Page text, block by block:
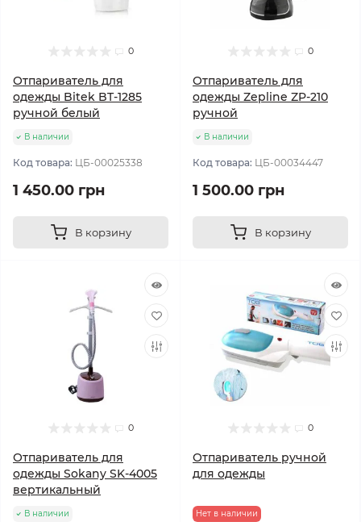
0
Отпариватель для
одежды Bitek BT-1285
ручной белый
В наличии
Код товара: ЦБ-00025338
1 450.00 грн
В корзину
0
Отпариватель для
одежды Zepline ZP-210
ручной
В наличии
Код товара: ЦБ-00034447
1 500.00 грн
В корзину
0
Отпариватель для
одежды Sokany SK-4005
вертикальный
В наличии
0
Отпариватель ручной
для одежды
Нет в наличии